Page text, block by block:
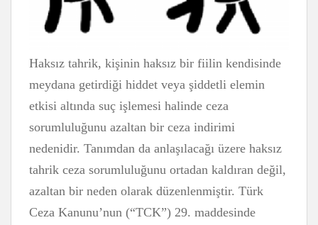
Haksız tahrik, kişinin haksız bir fiilin kendisinde
meydana getirdiği hiddet veya şiddetli elemin
etkisi altında suç işlemesi halinde ceza
sorumluluğunu azaltan bir ceza indirimi
nedenidir. Tanımdan da anlaşılacağı üzere haksız
tahrik ceza sorumluluğunu ortadan kaldıran değil,
azaltan bir neden olarak düzenlenmiştir. Türk
Ceza Kanunu’nun (“TCK”) 29. maddesinde